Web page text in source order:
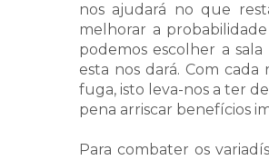
nos ajudará no que
melhorar a
podemos escolher a
esta nos dará. Com
fuga, isto leva-nos a ter
pena arriscar benefícios
Para combater os